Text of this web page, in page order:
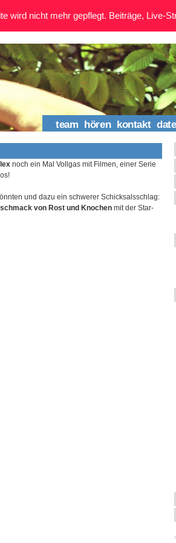
team hören kontakt
noch ein Mal Vollgas mit Filmen, einer Serie
und dazu ein schwerer Schicksalsschlag:
von Rost und Knochen mit der Star-
wird nicht mehr gepflegt. Beiträge, Live-